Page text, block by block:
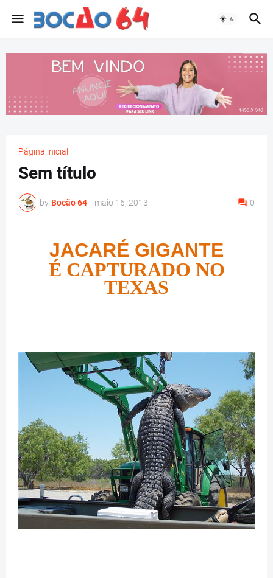
Página inicial
Sem título
by Bocão 64 - maio 16, 2013 0
JACARÉ GIGANTE
É CAPTURADO NO
TEXAS